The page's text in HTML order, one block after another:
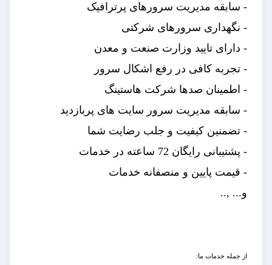
- سابقه مدیریت سرورهای پرترافیک
- نگهداری سرورهای شرکتی
- دارای تایید وزارت صنعت و معدن
- تجربه کافی در رفع اشکال سرور
- اطمینان صدها شرکت هاستینگ
- سابقه مدیریت سرور سایت های پربازدید
- تضمنین کیفیت و جلب رضایت شما
- پشتیبانی رایگان 72 ساعته در خدمات
- قیمت پایین و منصفانه خدمات
و... ,..
از جمله خدمات ما: